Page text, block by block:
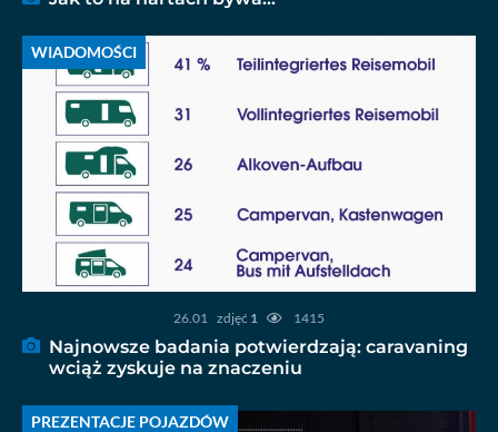
WIADOMOŚCI
26.01 zdjęć 1 1415
Najnowsze badania potwierdzają: caravaning
wciąż zyskuje na znaczeniu
PREZENTACJE POJAZDÓW